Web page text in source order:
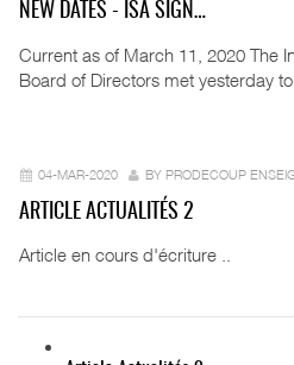
NEW DATES - ISA SIGN…
Current as of March 11, 2020 The
Board of Directors met yesterday
04-MAR-2020 BY PRODECOUP
ARTICLE ACTUALITÉS 2
Article en cours d'écriture ..